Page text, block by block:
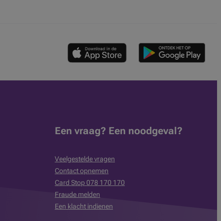
Een vraag? Een noodgeval?
Veelgestelde vragen
Contact opnemen
Card Stop 078 170 170
Fraude melden
Een klacht indienen